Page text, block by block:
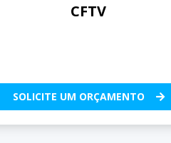
CFTV
SOLICITE UM ORÇAMENTO